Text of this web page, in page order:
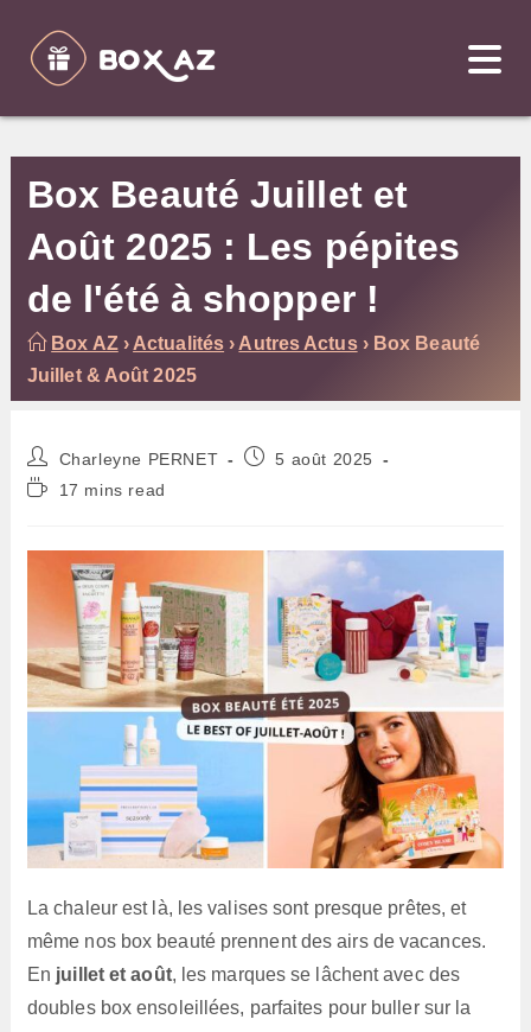
content
Box Beauté Juillet et
Août 2025 : Les pépites
de l'été à shopper !
Box AZ› Actualités › Autres Actus› Box Beauté
Juillet & Août 2025
Auteur/autrice
de
la
Charleyne PERNET
Publication
5 août 2025
Temps17 mins read
La chaleur est là, les valises sont presque prêtes, et
même nos box beauté prennent des airs de vacances.
En juillet et août, les marques se lâchent avec des
doubles box ensoleillées, parfaites pour buller sur la